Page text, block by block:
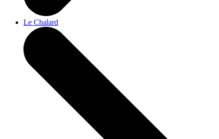
Le Chalard